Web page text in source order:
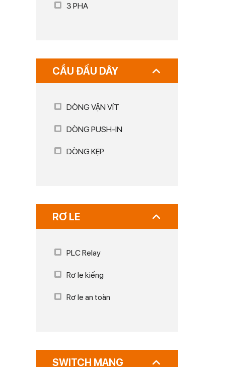
3 PHA
CẦU ĐẤU DÂY
DÒNG VẶN VÍT
DÒNG PUSH-IN
DÒNG KẸP
RƠ LE
PLC Relay
Rơ le kiếng
Rơ le an toàn
SWITCH MẠNG